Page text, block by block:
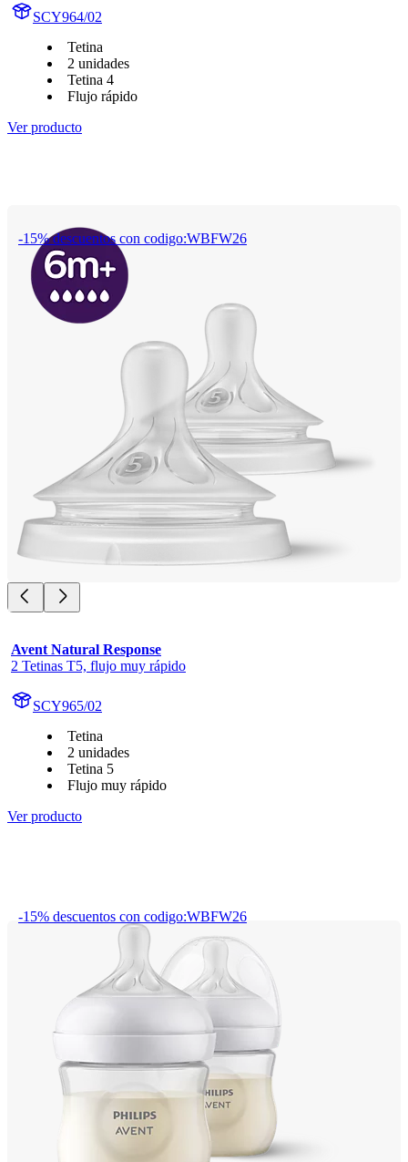
SCY964/02
Tetina
2 unidades
Tetina 4
Flujo rápido
Ver producto
-15% descuentos con codigo:WBFW26
Avent Natural Response
2 Tetinas T5, flujo muy rápido
SCY965/02
Tetina
2 unidades
Tetina 5
Flujo muy rápido
Ver producto
-15% descuentos con codigo:WBFW26